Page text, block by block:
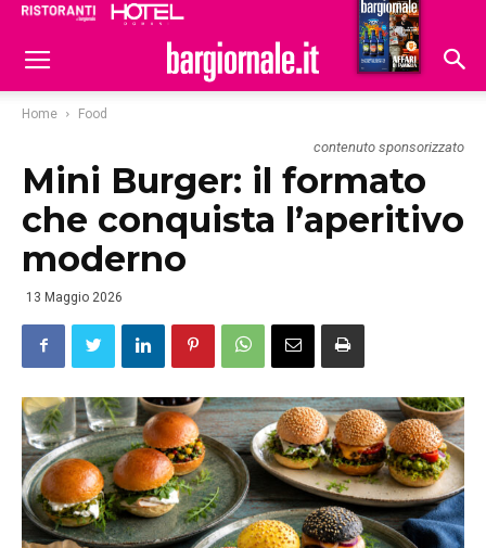
Hoteldomani
Home Food
contenuto sponsorizzato
Mini Burger: il formato
che conquista l’aperitivo
moderno
13 Maggio 2026